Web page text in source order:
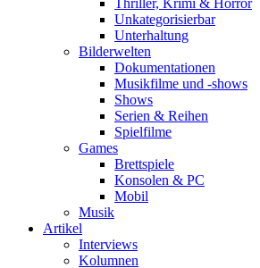
Thriller, Krimi & Horror
Unkategorisierbar
Unterhaltung
Bilderwelten
Dokumentationen
Musikfilme und -shows
Shows
Serien & Reihen
Spielfilme
Games
Brettspiele
Konsolen & PC
Mobil
Musik
Artikel
Interviews
Kolumnen